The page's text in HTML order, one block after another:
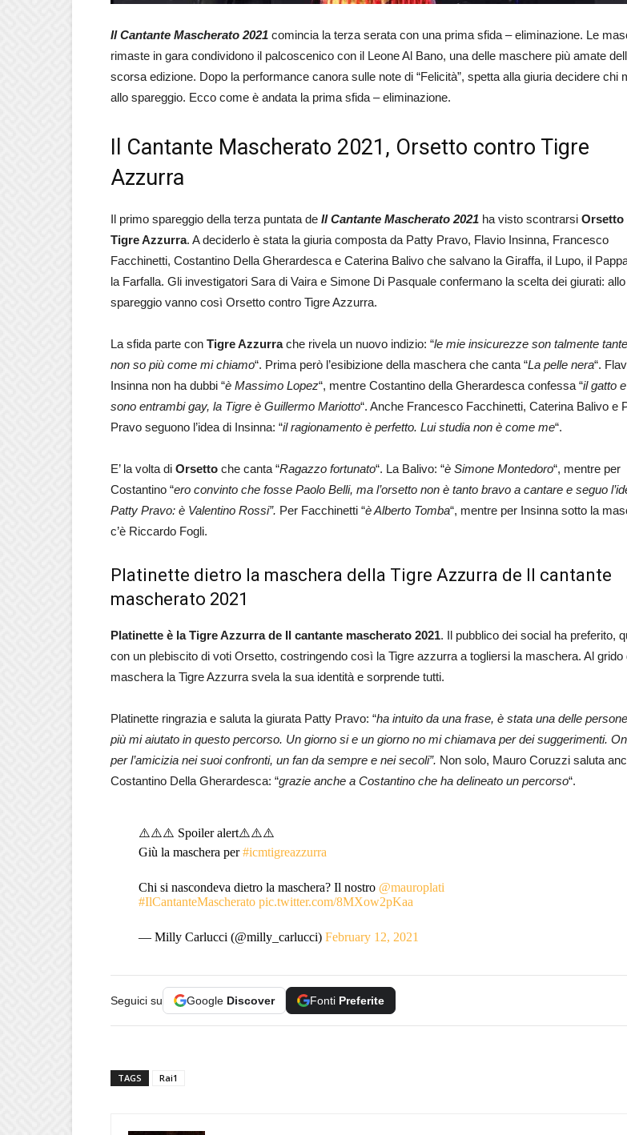
Il Cantante Mascherato 2021 comincia la terza serata con una prima sfida – eliminazione. Le
rimaste in gara condividono il palcoscenico con il Leone Al Bano, una delle maschere più amate
scorsa edizione. Dopo la performance canora sulle note di “Felicità”, spetta alla giuria decidere chi
allo spareggio. Ecco come è andata la prima sfida – eliminazione.
Il Cantante Mascherato 2021, Orsetto contro Tigre
Azzurra
Il primo spareggio della terza puntata de Il Cantante Mascherato 2021 ha visto scontrarsi Orsetto
Tigre Azzurra. A deciderlo è stata la giuria composta da Patty Pravo, Flavio Insinna, Francesco
Facchinetti, Costantino Della Gherardesca e Caterina Balivo che salvano la Giraffa, il Lupo, il
la Farfalla. Gli investigatori Sara di Vaira e Simone Di Pasquale confermano la scelta dei giurati: allo
spareggio vanno così Orsetto contro Tigre Azzurra.
La sfida parte con Tigre Azzurrache rivela un nuovo indizio: “le mie insicurezze son talmente
non so più come mi chiamo“. Prima però l’esibizione della maschera che canta “La pelle nera“.
Insinna non ha dubbi “è Massimo Lopez“, mentre Costantino della Gherardesca confessa “il gatto
sono entrambi gay, la Tigre è Guillermo Mariotto“. Anche Francesco Facchinetti, Caterina Balivo e
Pravo seguono l’idea di Insinna: “il ragionamento è perfetto. Lui studia non è come me“.
E’ la volta di Orsetto che canta “Ragazzo fortunato“. La Balivo: “è Simone Montedoro“, mentre per
Costantino “ero convinto che fosse Paolo Belli, ma l’orsetto non è tanto bravo a cantare e seguo
Patty Pravo: è Valentino Rossi”. Per Facchinetti “è Alberto Tomba“, mentre per Insinna sotto la
c’è Riccardo Fogli.
Platinette dietro la maschera della Tigre Azzurra de Il cantante
mascherato 2021
Platinette è la Tigre Azzurra de Il cantante mascherato 2021. Il pubblico dei social ha preferito,
con un plebiscito di voti Orsetto, costringendo così la Tigre azzurra a togliersi la maschera. Al grido
maschera la Tigre Azzurra svela la sua identità e sorprende tutti.
Platinette ringrazia e saluta la giurata Patty Pravo: “ha intuito da una frase, è stata una delle
più mi aiutato in questo percorso. Un giorno si e un giorno no mi chiamava per dei suggerimenti.
per l’amicizia nei suoi confronti, un fan da sempre e nei secoli”. Non solo, Mauro Coruzzi saluta
Costantino Della Gherardesca: “grazie anche a Costantino che ha delineato un percorso“.
⚠️⚠️⚠️ Spoiler alert⚠️⚠️⚠️
Giù la maschera per#icmtigreazzurra
Chi si nascondeva dietro la maschera? Il nostro @mauroplati
#IlCantanteMascherato pic.twitter.com/8MXow2pKaa
— Milly Carlucci (@milly_carlucci) February 12, 2021
Seguici su Google Discover Fonti Preferite
TAGS Rai1